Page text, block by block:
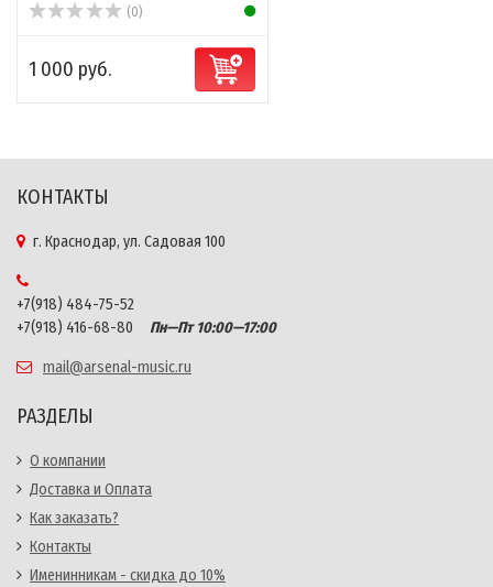
(0)
1 000 руб.
КОНТАКТЫ
г. Краснодар, ул. Садовая 100
+7(918) 484-75-52
+7(918) 416-68-80
Пн—Пт 10:00—17:00
mail@arsenal-music.ru
РАЗДЕЛЫ
О компании
Доставка и Оплата
Как заказать?
Контакты
Именинникам - скидка до 10%